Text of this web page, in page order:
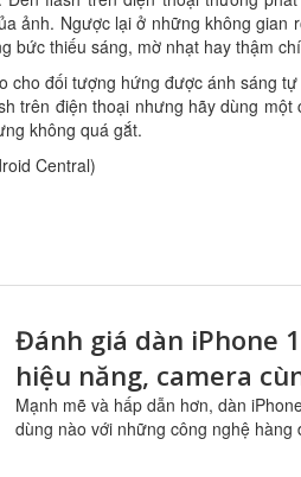
ảnh. Ngược lại ở những không gian
bức thiếu sáng, mờ nhạt hay thậm
cho đối tượng hứng được ánh sáng
trên điện thoại nhưng hãy dùng
không quá gắt.
Central)
Đánh giá dàn iPhone
hiệu năng, camera
Mạnh mẽ và hấp dẫn hơn, dàn
dùng nào với những công nghệ hàng